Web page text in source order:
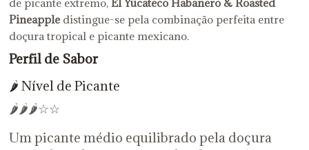
de picante extremo, El Yucateco Habanero & Roasted
Pineappledistingue-se pela combinação perfeita entre
doçura tropical e picante mexicano.
Perfil de Sabor
🌶️ Nível de Picante
🌶️🌶️🌶️☆☆
Um picante médio equilibrado pela doçura